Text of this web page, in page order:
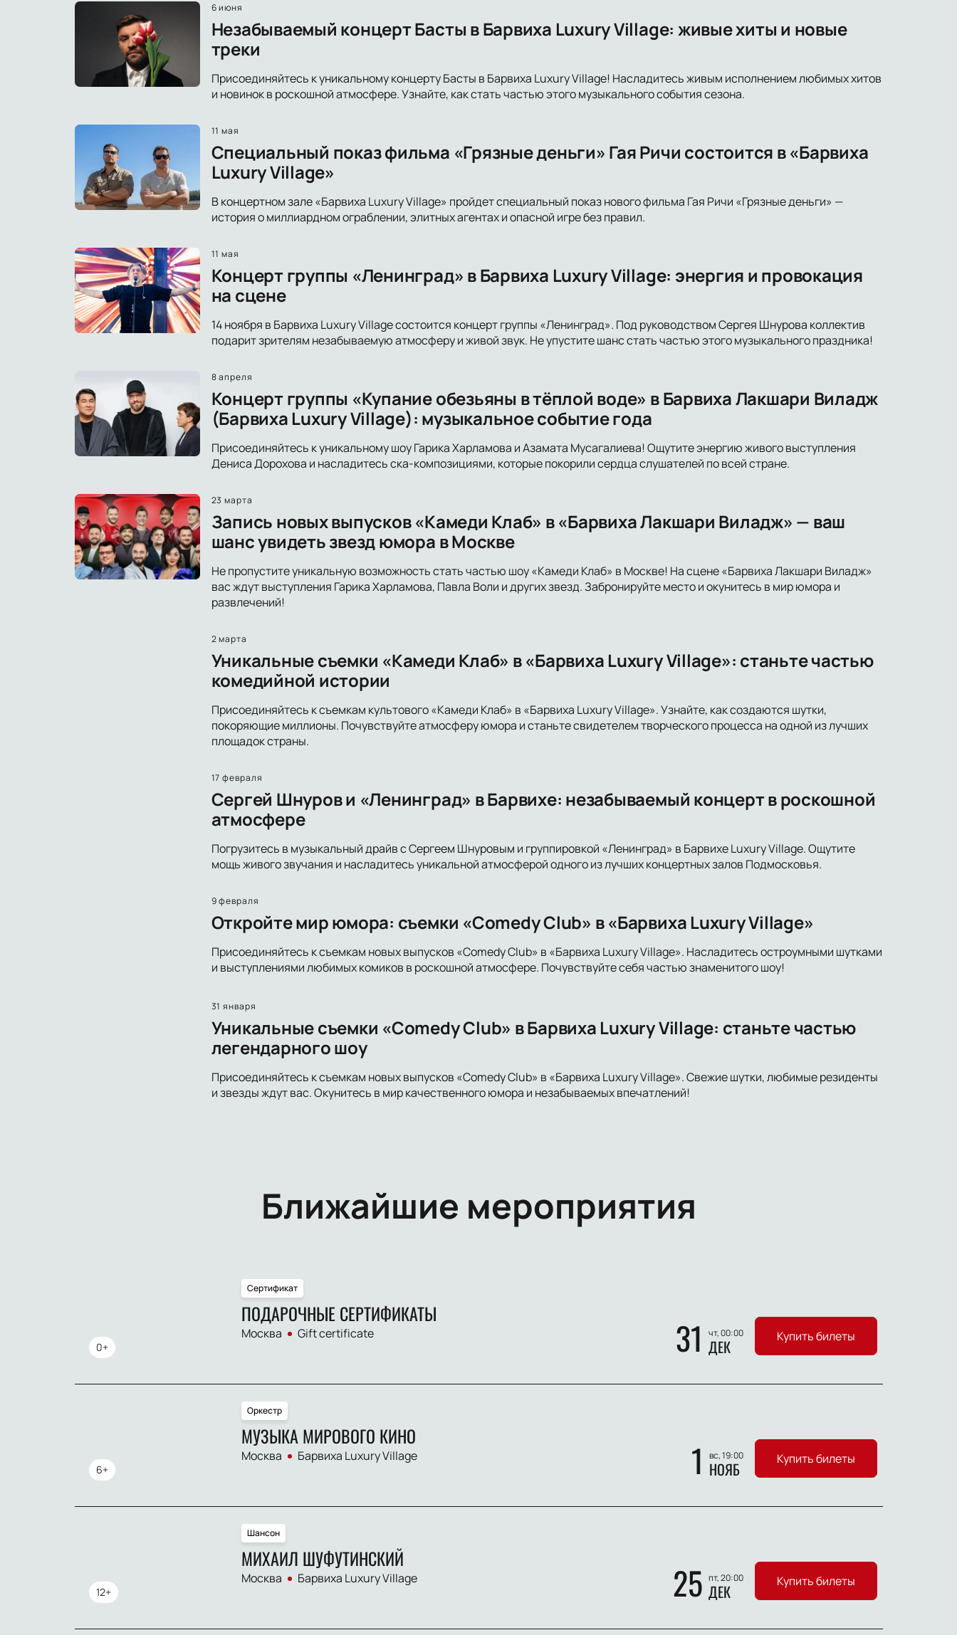
6 июня
Незабываемый концерт Басты в Барвиха Luxury Village: живые хиты и новые
треки
Присоединяйтесь к уникальному концерту Басты в Барвиха Luxury Village! Насладитесь живым исполнением любимых хитов
и новинок в роскошной атмосфере. Узнайте, как стать частью этого музыкального события сезона.
11 мая
Специальный показ фильма «Грязные деньги» Гая Ричи состоится в «Барвиха
Luxury Village»
В концертном зале «Барвиха Luxury Village» пройдет специальный показ нового фильма Гая Ричи «Грязные деньги» —
история о миллиардном ограблении, элитных агентах и опасной игре без правил.
11 мая
Концерт группы «Ленинград» в Барвиха Luxury Village: энергия и провокация
на сцене
14 ноября в Барвиха Luxury Village состоится концерт группы «Ленинград». Под руководством Сергея Шнурова коллектив
подарит зрителям незабываемую атмосферу и живой звук. Не упустите шанс стать частью этого музыкального праздника!
8 апреля
Концерт группы «Купание обезьяны в тёплой воде» в Барвиха Лакшари Виладж
(Барвиха Luxury Village): музыкальное событие года
Присоединяйтесь к уникальному шоу Гарика Харламова и Азамата Мусагалиева! Ощутите энергию живого выступления
Дениса Дорохова и насладитесь ска-композициями, которые покорили сердца слушателей по всей стране.
23 марта
Запись новых выпусков «Камеди Клаб» в «Барвиха Лакшари Виладж» — ваш
шанс увидеть звезд юмора в Москве
Не пропустите уникальную возможность стать частью шоу «Камеди Клаб» в Москве! На сцене «Барвиха Лакшари Виладж»
вас ждут выступления Гарика Харламова, Павла Воли и других звезд. Забронируйте место и окунитесь в мир юмора и
развлечений!
2 марта
Уникальные съемки «Камеди Клаб» в «Барвиха Luxury Village»: станьте частью
комедийной истории
Присоединяйтесь к съемкам культового «Камеди Клаб» в «Барвиха Luxury Village». Узнайте, как создаются шутки,
покоряющие миллионы. Почувствуйте атмосферу юмора и станьте свидетелем творческого процесса на одной из лучших
площадок страны.
17 февраля
Сергей Шнуров и «Ленинград» в Барвихе: незабываемый концерт в роскошной
атмосфере
Погрузитесь в музыкальный драйв с Сергеем Шнуровым и группировкой «Ленинград» в Барвихе Luxury Village. Ощутите
мощь живого звучания и насладитесь уникальной атмосферой одного из лучших концертных залов Подмосковья.
9 февраля
Откройте мир юмора: съемки «Comedy Club» в «Барвиха Luxury Village»
Присоединяйтесь к съемкам новых выпусков «Comedy Club» в «Барвиха Luxury Village». Насладитесь остроумными шутками
и выступлениями любимых комиков в роскошной атмосфере. Почувствуйте себя частью знаменитого шоу!
31 января
Уникальные съемки «Comedy Club» в Барвиха Luxury Village: станьте частью
легендарного шоу
Присоединяйтесь к съемкам новых выпусков «Comedy Club» в «Барвиха Luxury Village». Свежие шутки, любимые резиденты
и звезды ждут вас. Окунитесь в мир качественного юмора и незабываемых впечатлений!
Ближайшие мероприятия
0+
Сертификат
ПОДАРОЧНЫЕ СЕРТИФИКАТЫ
Москва Gift certificate 31 чт, 00:00
ДЕК Купить билеты
6+
Оркестр
МУЗЫКА МИРОВОГО КИНО
Москва Барвиха Luxury Village 1 вс, 19:00
НОЯБ Купить билеты
12+
Шансон
МИХАИЛ ШУФУТИНСКИЙ
Москва Барвиха Luxury Village 25 пт, 20:00
ДЕК Купить билеты